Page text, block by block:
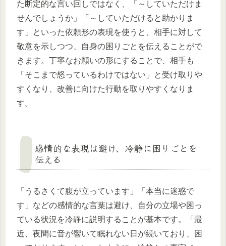
た断定的な言い回しではなく、「～していただけま
せんでしょうか」「～していただけると助かりま
す」といった依頼形の表現を使うと、相手に対して
敬意を示しつつ、自身の困りごとを伝えることがで
きます。丁寧なお願いの形にすることで、相手も
「そこまで怒っているわけではない」と受け取りや
すくなり、改善に向けた行動を取りやすくなりま
す。
感情的な表現は避け、冷静に困りごとを
伝える
「うるさくて腹が立っています」「本当に迷惑で
す」などの感情的な言葉は避け、自分の立場や困っ
ている状況を冷静に説明することが基本です。「最
近、夜間に音が響いて眠れない日が続いており、困